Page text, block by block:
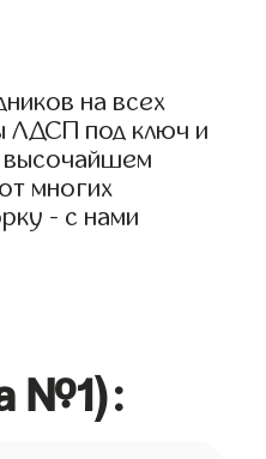
на всех
ЛДСП под ключ и
высочайшем
многих
- с нами
№1):